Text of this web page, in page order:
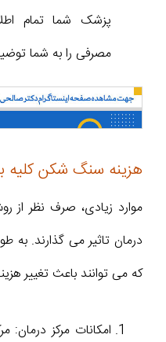
پزشک شما تمام
مصرفى را به شما
هزینه سنگ شکن کلیه
موارد زیادی، صرف نظر از
درمان تاثیر می گذارند. به
که می توانند باعث تغییر
امکانات مرکز